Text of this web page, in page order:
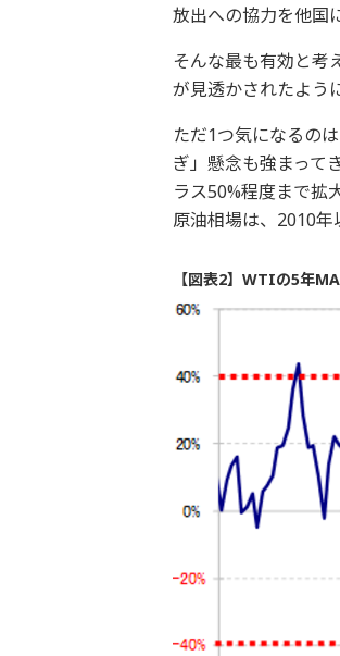
放出への協力を他国
そんな最も有効と考
が見透かされたよう
ただ1つ気になるの
ぎ」懸念も強まって
ラス50%程度まで拡
原油相場は、2010年
【図表2】WTIの5年